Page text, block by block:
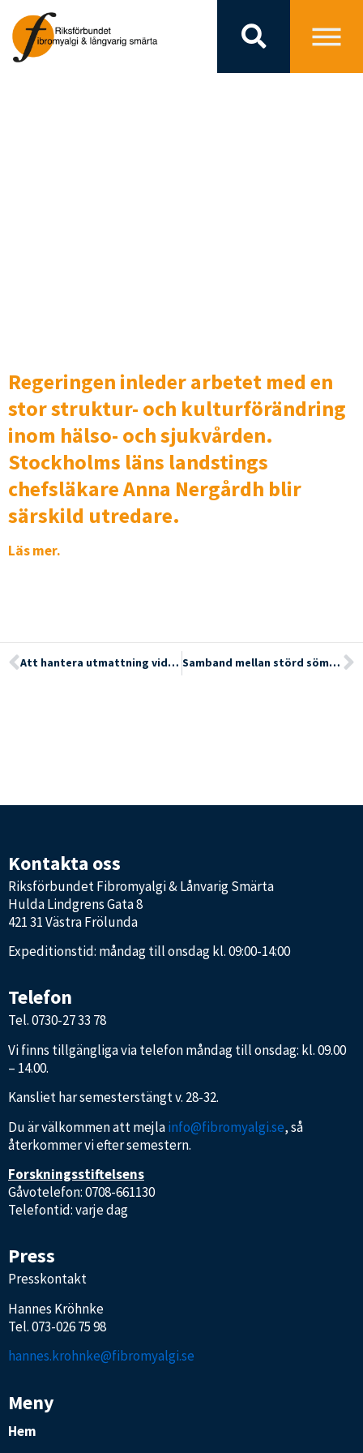
Regeringen inleder arbetet med en
stor struktur- och kulturförändring
inom hälso- och sjukvården.
Stockholms läns landstings
chefsläkare Anna Nergårdh blir
särskild utredare.
Läs mer.
Att hantera utmattning vid fibromyalgi: icke-farmakologiska alternativ Samband mellan störd sömn och smärta
Kontakta oss
Riksförbundet Fibromyalgi & Lånvarig Smärta
Hulda Lindgrens Gata 8
421 31 Västra Frölunda
Expeditionstid: måndag till onsdag kl. 09:00-14:00
Telefon
Tel.0730-27 33 78
Vi finns tillgängliga via telefon måndag till onsdag: kl. 09.00
– 14.00.
Kansliet har semesterstängt v. 28-32.
Du är välkommen att mejlainfo@fibromyalgi.se, så
återkommer vi efter semestern.
Forskningsstiftelsens
Gåvotelefon: 0708-661130
Telefontid: varje dag
Press
Presskontakt
Hannes Kröhnke
Tel.073-026 75 98
hannes.krohnke@fibromyalgi.se
Meny
Hem